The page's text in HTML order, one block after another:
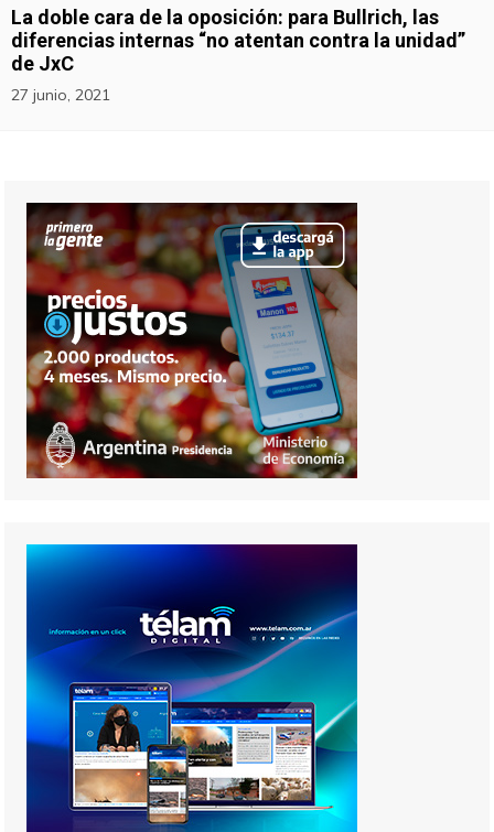
La doble cara de la oposición: para Bullrich, las
diferencias internas “no atentan contra la unidad”
de JxC
27 junio, 2021